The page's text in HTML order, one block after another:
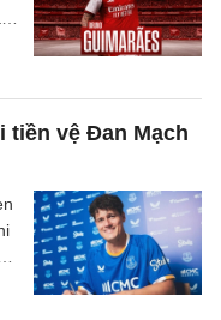
tiền vệ Đan Mạch